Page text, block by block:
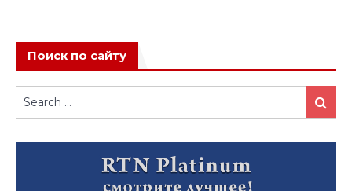
Поиск по сайту
Search
for:
Search